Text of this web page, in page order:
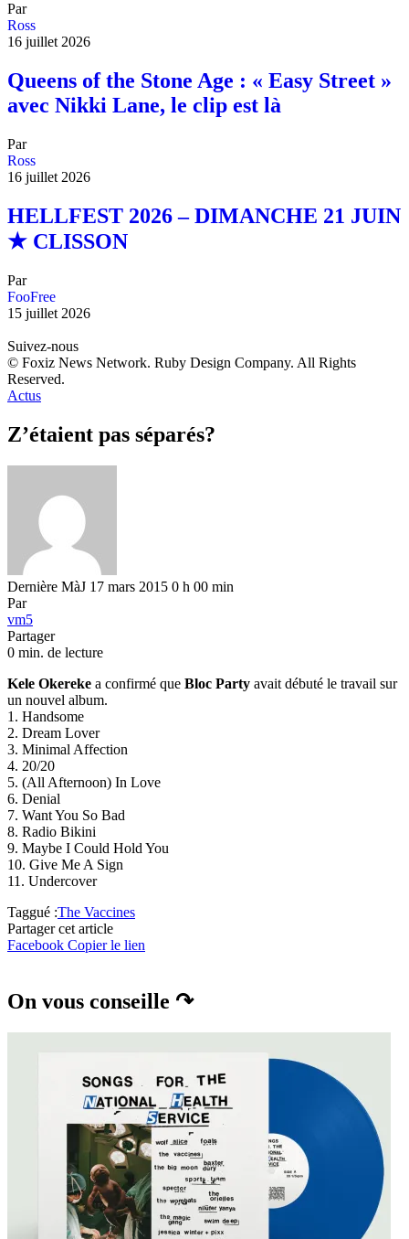
Par
Ross
16 juillet 2026
Queens of the Stone Age : « Easy Street »
avec Nikki Lane, le clip est là
Par
Ross
16 juillet 2026
HELLFEST 2026 – DIMANCHE 21 JUIN
★ CLISSON
Par
FooFree
15 juillet 2026
Suivez-nous
© Foxiz News Network. Ruby Design Company. All Rights
Reserved.
Actus
Z’étaient pas séparés?
Dernière MàJ 17 mars 2015 0 h 00 min
Par
vm5
Partager
0 min. de lecture
Kele Okereke a confirmé que Bloc Party avait débuté le travail sur
un nouvel album.
1. Handsome
2. Dream Lover
3. Minimal Affection
4. 20/20
5. (All Afternoon) In Love
6. Denial
7. Want You So Bad
8. Radio Bikini
9. Maybe I Could Hold You
10. Give Me A Sign
11. Undercover
Taggué :The Vaccines
Partager cet article
Facebook Copier le lien
On vous conseille ↷